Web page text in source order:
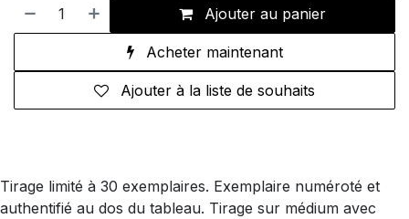
Ajouter au panier
Acheter maintenant
Ajouter à la liste de souhaits
Tirage limité à 30 exemplaires. Exemplaire numéroté et
authentifié au dos du tableau. Tirage sur médium avec